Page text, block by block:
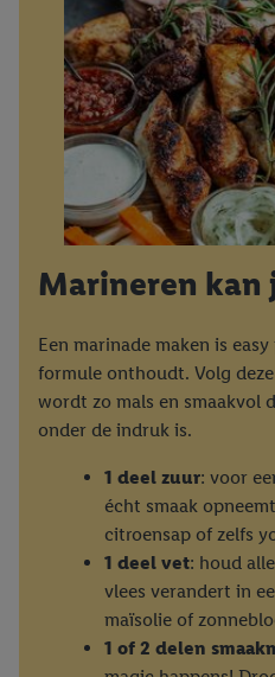
Marineren kan
Een marinade maken is
formule onthoudt. Volg
wordt zo mals en smaakvol
onder de indruk is.
1 deel zuur: voor
écht smaak
citroensap of zelfs
1 deel vet: houd
vlees verandert in
maïsolie of
1 of 2 delen